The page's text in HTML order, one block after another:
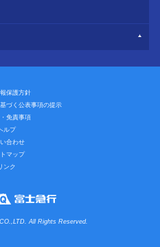
保護方針
基づく公表事項の提示
免責事項
ルプ
合わせ
マップ
ンク
All Rights Reserved.